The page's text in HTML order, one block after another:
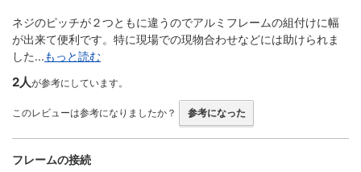
ネジのピッチが２つともに違うのでアルミフレームの組付けに幅
が出来て便利です。特に現場での現物合わせなどには助けられま
した...もっと読む
2人が参考にしています。
このレビューは参考になりましたか？ 参考になった
フレームの接続